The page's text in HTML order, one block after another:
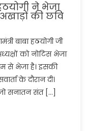
ने भेजा
की छवि
बाबा हठयोगी जी
को नोटिस भेजा
से भेजा है। इसकी
के दौरान दी।
जो सनातन संत […]